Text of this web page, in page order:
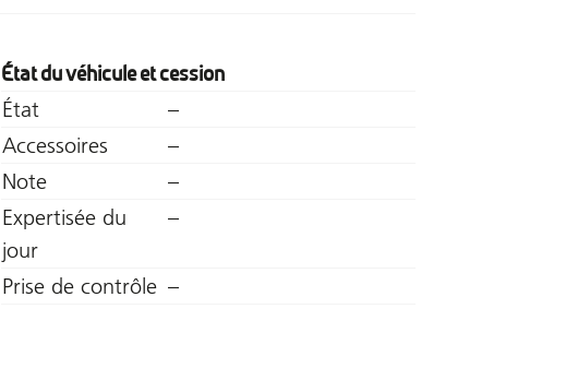
État du véhicule et cession
État
–
Accessoires
–
Note
–
Expertisée du
jour
–
Prise de contrôle –